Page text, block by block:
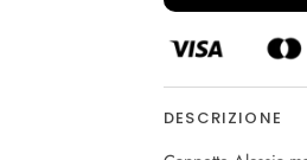
DESCRIZIONE